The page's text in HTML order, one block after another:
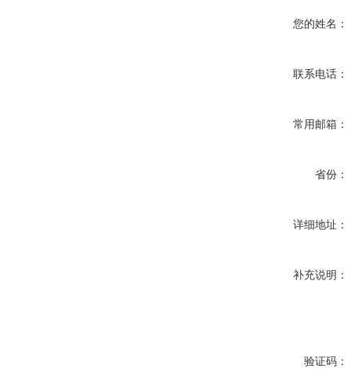
您的姓名：
联系电话：
常用邮箱：
省份：
详细地址：
补充说明：
验证码：